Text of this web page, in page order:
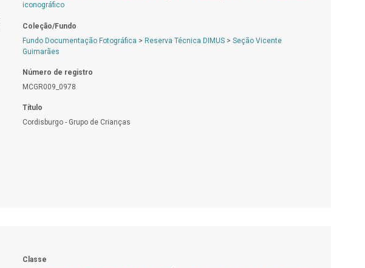
iconográfico
Coleção/Fundo
Fundo Documentação Fotográfica > Reserva Técnica DIMUS > Seção Vicente
Guimarães
Número de registro
MCGR009_0978
Título
Cordisburgo - Grupo de Crianças
Classe